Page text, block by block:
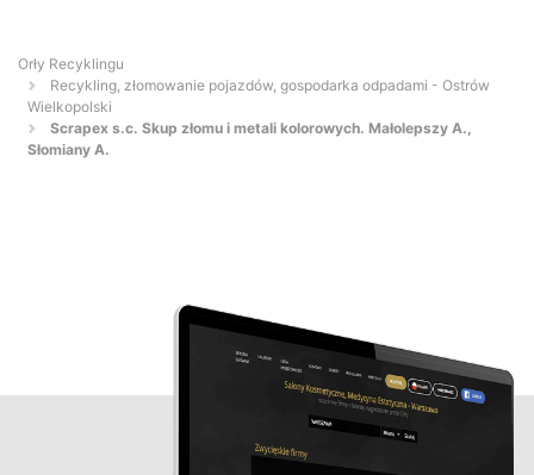
Orły Recyklingu
Recykling, złomowanie pojazdów, gospodarka odpadami - Ostrów
Wielkopolski
Scrapex s.c. Skup złomu i metali kolorowych. Małolepszy A.,
Słomiany A.